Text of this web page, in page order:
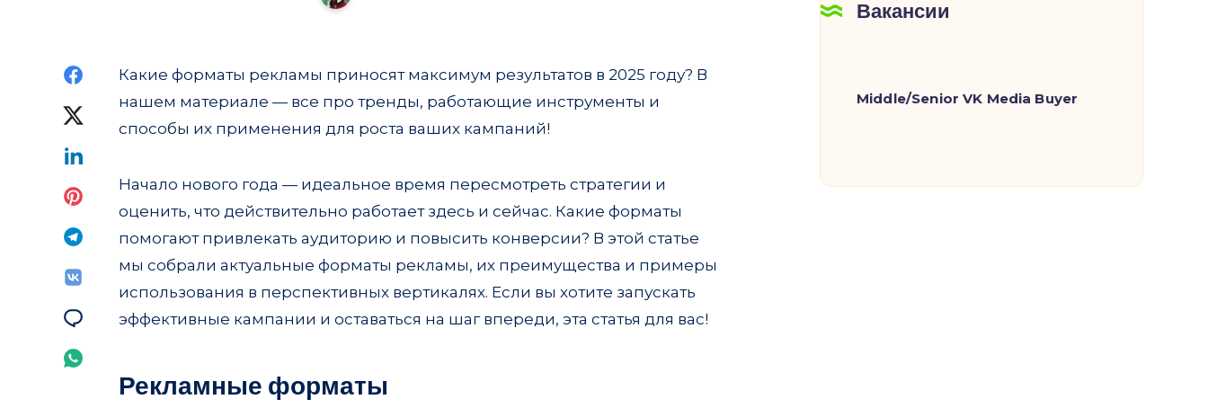
Share
Twitter
Share
Pinterest
Share
Share
Share
Email
Какие форматы рекламы приносят максимум результатов в 2025 году? В
нашем материале — все про тренды, работающие инструменты и
способы их применения для роста ваших кампаний!
Начало нового года — идеальное время пересмотреть стратегии и
оценить, что действительно работает здесь и сейчас. Какие форматы
помогают привлекать аудиторию и повысить конверсии? В этой статье
мы собрали актуальные форматы рекламы, их преимущества и примеры
использования в перспективных вертикалях. Если вы хотите запускать
эффективные кампании и оставаться на шаг впереди, эта статья для вас!
Рекламные форматы
Вакансии
Middle/Senior VK Media Buyer